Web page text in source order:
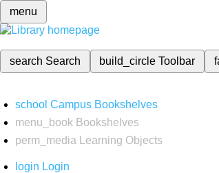
menu
search Search build_circleToolbar
school Campus Bookshelves
menu_book Bookshelves
perm_media
Learning Objects
login Login